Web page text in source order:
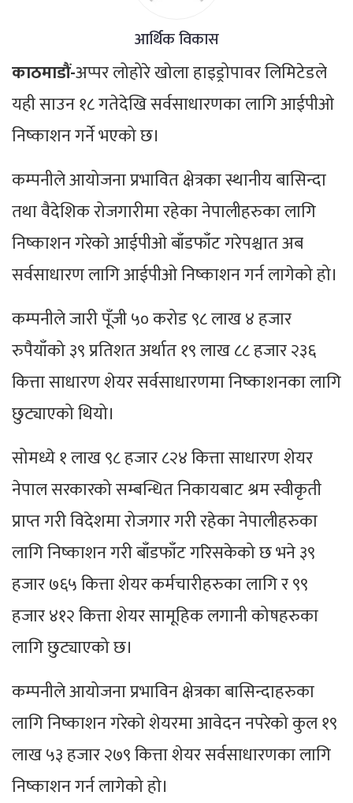
आर्थिक विकास
काठमाडौं-अप्पर लोहोरे खोला हाइड्रोपावर लिमिटेडले
यही साउन १८ गतेदेखि सर्वसाधारणका लागि आईपीओ
निष्काशन गर्ने भएको छ।
कम्पनीले आयोजना प्रभावित क्षेत्रका स्थानीय बासिन्दा
तथा वैदेशिक रोजगारीमा रहेका नेपालीहरुका लागि
निष्काशन गरेको आईपीओ बाँडफाँट गरेपश्चात अब
सर्वसाधारण लागि आईपीओ निष्काशन गर्न लागेको हो।
कम्पनीले जारी पूँजी ५० करोड ९८ लाख ४ हजार
रुपैयाँको ३९ प्रतिशत अर्थात १९ लाख ८८ हजार २३६
कित्ता साधारण शेयर सर्वसाधारणमा निष्काशनका लागि
छुट्याएको थियो।
सोमध्ये १ लाख ९८ हजार ८२४ कित्ता साधारण शेयर
नेपाल सरकारको सम्बन्धित निकायबाट श्रम स्वीकृती
प्राप्त गरी विदेशमा रोजगार गरी रहेका नेपालीहरुका
लागि निष्काशन गरी बाँडफाँट गरिसकेको छ भने ३९
हजार ७६५ कित्ता शेयर कर्मचारीहरुका लागि र ९९
हजार ४१२ कित्ता शेयर सामूहिक लगानी कोषहरुका
लागि छुट्याएको छ।
कम्पनीले आयोजना प्रभाविन क्षेत्रका बासिन्दाहरुका
लागि निष्काशन गरेको शेयरमा आवेदन नपरेको कुल १९
लाख ५३ हजार २७९ कित्ता शेयर सर्वसाधारणका लागि
निष्काशन गर्न लागेको हो।